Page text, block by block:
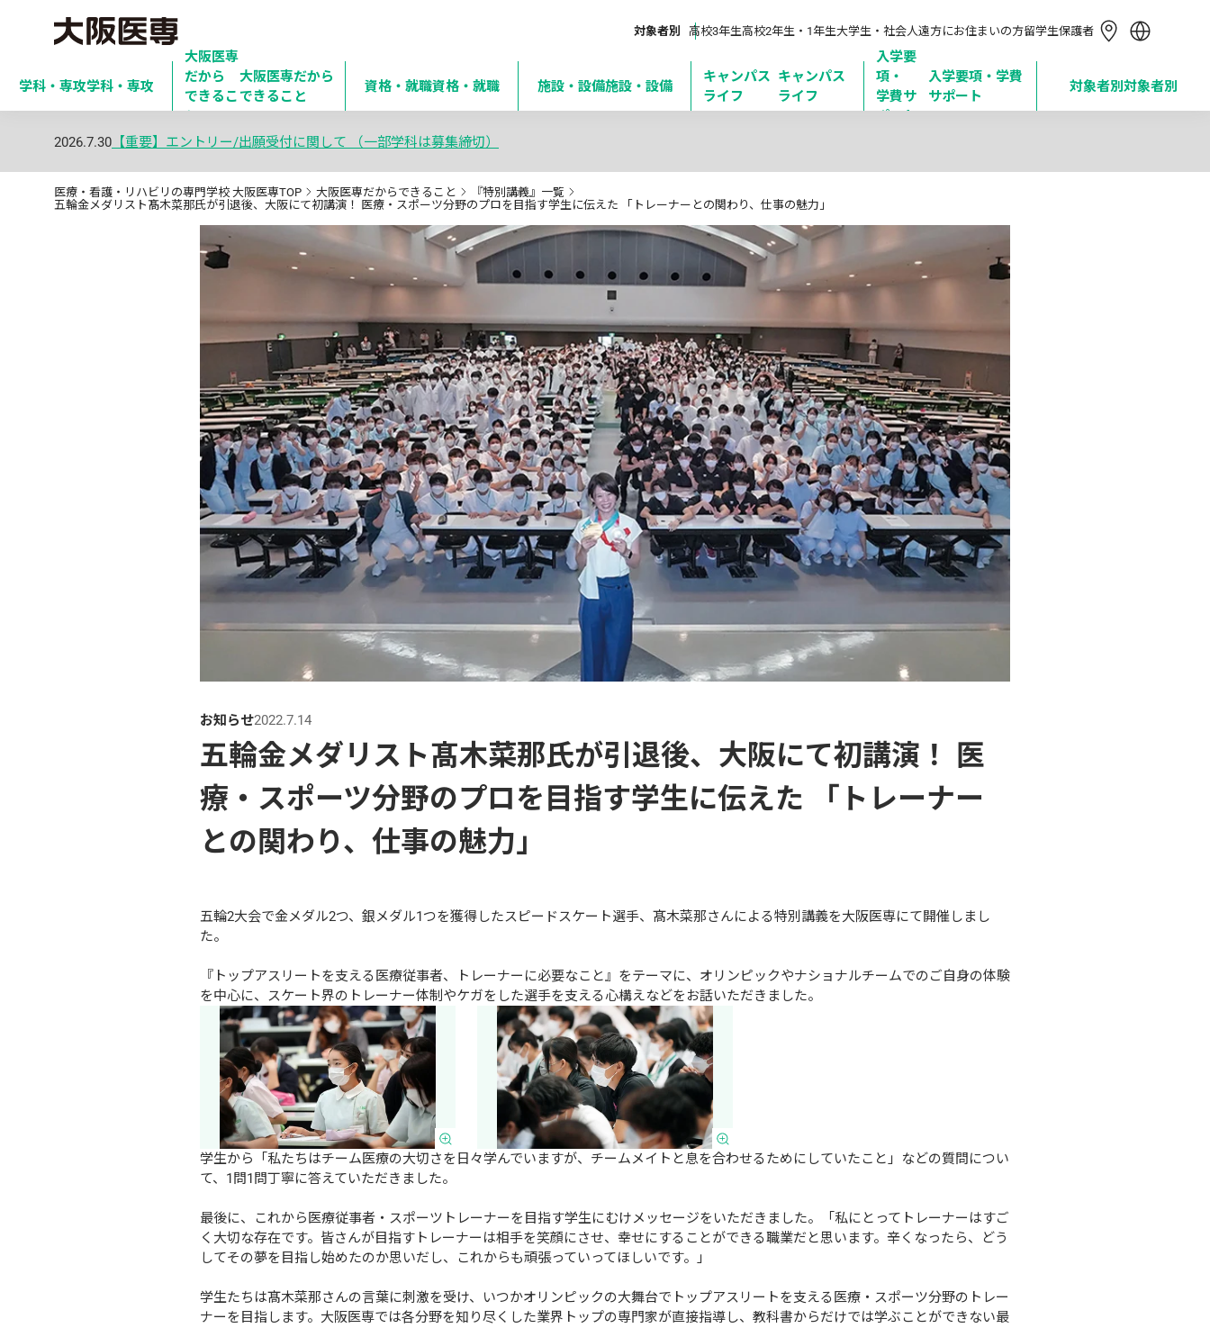
対象者別 高校3年生高校2年生・1年生大学生・社会人遠方にお住まいの方留学生保護者
简体中文
繁體中文
Tiếng Việt
Bahasa Indonesia
学科・専攻学科・専攻
大阪医専
だから
できるこ
と
大阪医専だから
できること
資格・就職資格・就職 施設・設備施設・設備
キャンパス
ライフ
キャンパス
ライフ
入学要
項・
学費サ
ポート
入学要項・学費
サポート
対象者別 対象者別
2026.7.30 【重要】エントリー/出願受付に関して （一部学科は募集締切）
医療・看護・リハビリの専門学校 大阪医専TOP 大阪医専だからできること
『特別講義』一覧
五輪金メダリスト髙木菜那氏が引退後、大阪にて初講演！ 医療・スポーツ分野のプロを目指す学生に伝えた 「トレーナーとの関わり、仕事の魅力」
お知らせ2022.7.14
五輪金メダリスト髙木菜那氏が引退後、大阪にて初講演！ 医
療・スポーツ分野のプロを目指す学生に伝えた 「トレーナー
との関わり、仕事の魅力」
五輪2大会で金メダル2つ、銀メダル1つを獲得したスピードスケート選手、髙木菜那さんによる特別講義を大阪医専にて開催しまし
た。
『トップアスリートを支える医療従事者、トレーナーに必要なこと』をテーマに、オリンピックやナショナルチームでのご自身の体験
を中心に、スケート界のトレーナー体制やケガをした選手を支える心構えなどをお話いただきました。
学生から「私たちはチーム医療の大切さを日々学んでいますが、チームメイトと息を合わせるためにしていたこと」などの質問につい
て、1問1問丁寧に答えていただきました。
最後に、これから医療従事者・スポーツトレーナーを目指す学生にむけメッセージをいただきました。「私にとってトレーナーはすご
く大切な存在です。皆さんが目指すトレーナーは相手を笑顔にさせ、幸せにすることができる職業だと思います。辛くなったら、どう
してその夢を目指し始めたのか思いだし、これからも頑張っていってほしいです。」
学生たちは髙木菜那さんの言葉に刺激を受け、いつかオリンピックの大舞台でトップアスリートを支える医療・スポーツ分野のトレー
ナーを目指します。大阪医専では各分野を知り尽くした業界トップの専門家が直接指導し、教科書からだけでは学ぶことができない最